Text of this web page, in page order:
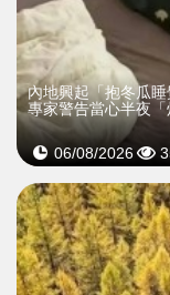
內地興起「抱冬瓜
專家警告當心半夜「
06/08/2026